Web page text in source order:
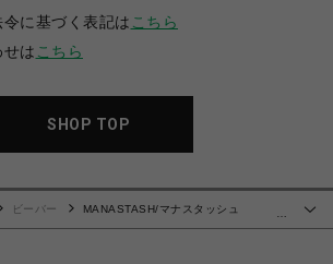
に基づく表記は こちら
は こちら
SHOP TOP
…
ビーバー
MANASTASH/マナスタッシュ